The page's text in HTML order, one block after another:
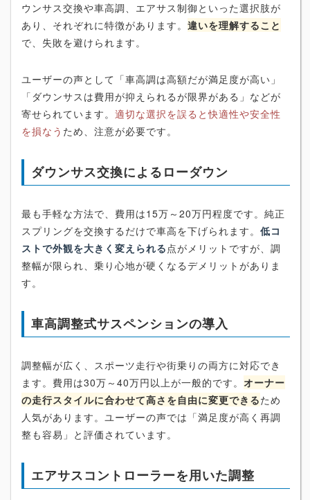
ウンサス交換や車高調、エアサス制御といった選択肢が
あり、それぞれに特徴があります。 違いを理解すること
で、失敗を避けられます。
ユーザーの声として「車高調は高額だが満足度が高い」
「ダウンサスは費用が抑えられるが限界がある」などが
寄せられています。 適切な選択を誤ると快適性や安全性
を損なう ため、注意が必要です。
ダウンサス交換によるローダウン
最も手軽な方法で、費用は15万～20万円程度です。純正
スプリングを交換するだけで車高を下げられます。 低コ
ストで外観を大きく変えられる点がメリットですが、調
整幅が限られ、乗り心地が硬くなるデメリットがありま
す。
車高調整式サスペンションの導入
調整幅が広く、スポーツ走行や街乗りの両方に対応でき
ます。費用は30万～40万円以上が一般的です。 オーナー
の走行スタイルに合わせて高さを自由に変更できるため
人気があります。ユーザーの声では「満足度が高く再調
整も容易」と評価されています。
エアサスコントローラーを用いた調整